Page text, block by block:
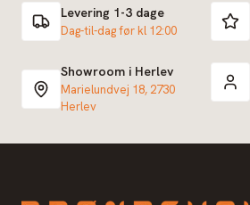
Levering 1-3 dage
Dag-til-dag før kl 12:00
Showroom i Herlev
Marielundvej 18, 2730
Herlev